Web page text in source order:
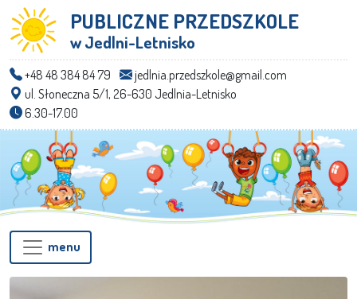
PUBLICZNE PRZEDSZKOLE
w Jedlni-Letnisko
+48 48 384 84 79
jedlnia.przedszkole@gmail.com
ul. Słoneczna 5/1, 26-630 Jedlnia-Letnisko
6.30-17.00
menu